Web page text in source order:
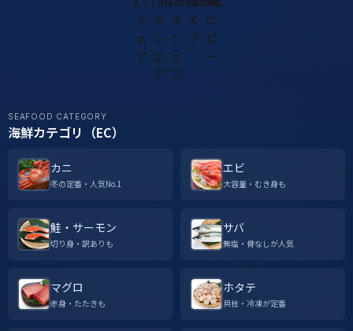
SEAFOOD CATEGORY
海鮮カテゴリ（EC）
カニ
冬の定番・人気No.1
エビ
大容量・むき身も
鮭・サーモン
切り身・訳ありも
サバ
無塩・骨なしが人気
マグロ
赤身・たたきも
ホタテ
貝柱・冷凍が定番